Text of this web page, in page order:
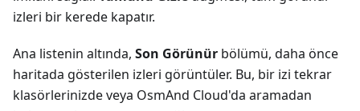
izleri bir kerede kapatır.
Ana listenin altında, Son Görünür bölümü, daha önce
haritada gösterilen izleri görüntüler. Bu, bir izi tekrar
klasörlerinizde veya OsmAnd Cloud'da aramadan